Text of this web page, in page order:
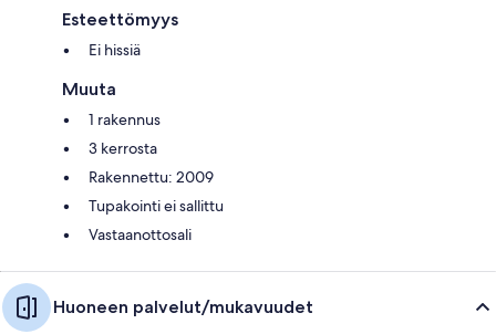
Esteettömyys
Ei hissiä
Muuta
1 rakennus
3 kerrosta
Rakennettu: 2009
Tupakointi ei sallittu
Vastaanottosali
Huoneen palvelut/mukavuudet